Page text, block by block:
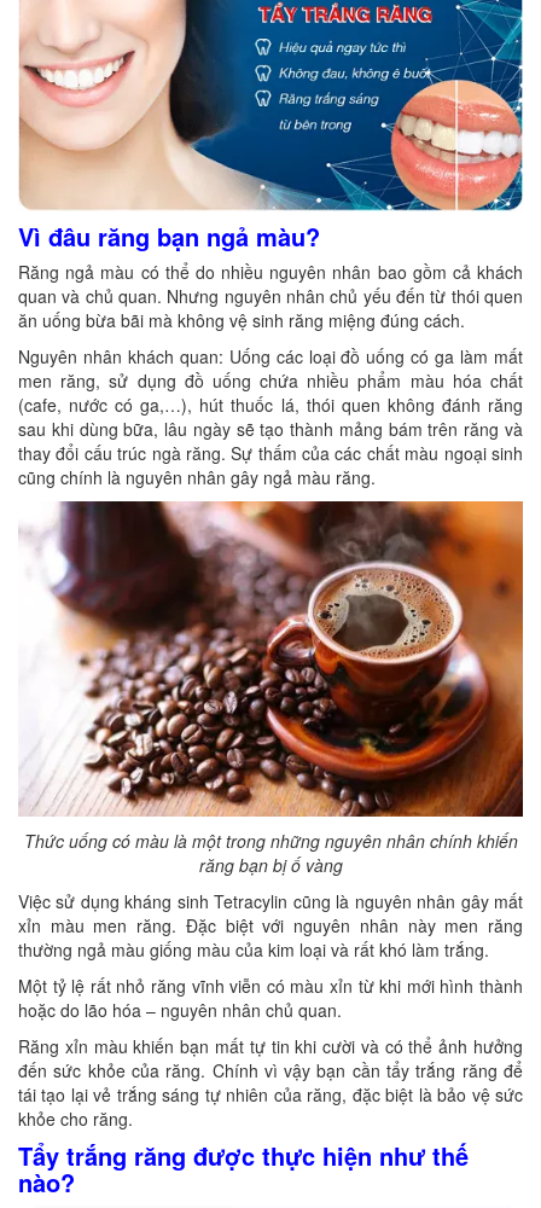
Vì đâu răng bạn ngả màu?
Răng ngả màu có thể do nhiều nguyên nhân bao gồm cả khách
quan và chủ quan. Nhưng nguyên nhân chủ yếu đến từ thói quen
ăn uống bừa bãi mà không vệ sinh răng miệng đúng cách.
Nguyên nhân khách quan: Uống các loại đồ uống có ga làm mất
men răng, sử dụng đồ uống chứa nhiều phẩm màu hóa chất
(cafe, nước có ga,…), hút thuốc lá, thói quen không đánh răng
sau khi dùng bữa, lâu ngày sẽ tạo thành mảng bám trên răng và
thay đổi cấu trúc ngà răng. Sự thấm của các chất màu ngoại sinh
cũng chính là nguyên nhân gây ngả màu răng.
Thức uống có màu là một trong những nguyên nhân chính khiến
răng bạn bị ố vàng
Việc sử dụng kháng sinh Tetracylin cũng là nguyên nhân gây mất
xỉn màu men răng. Đặc biệt với nguyên nhân này men răng
thường ngả màu giống màu của kim loại và rất khó làm trắng.
Một tỷ lệ rất nhỏ răng vĩnh viễn có màu xỉn từ khi mới hình thành
hoặc do lão hóa – nguyên nhân chủ quan.
Răng xỉn màu khiến bạn mất tự tin khi cười và có thể ảnh hưởng
đến sức khỏe của răng. Chính vì vậy bạn cần tẩy trắng răng để
tái tạo lại vẻ trắng sáng tự nhiên của răng, đặc biệt là bảo vệ sức
khỏe cho răng.
Tẩy trắng răng được thực hiện như thế
nào?